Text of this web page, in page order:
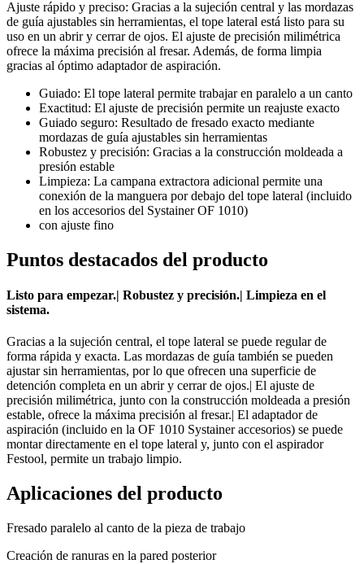
Ajuste rápido y preciso: Gracias a la sujeción central y las mordazas
de guía ajustables sin herramientas, el tope lateral está listo para su
uso en un abrir y cerrar de ojos. El ajuste de precisión milimétrica
ofrece la máxima precisión al fresar. Además, de forma limpia
gracias al óptimo adaptador de aspiración.
Guiado: El tope lateral permite trabajar en paralelo a un canto
Exactitud: El ajuste de precisión permite un reajuste exacto
Guiado seguro: Resultado de fresado exacto mediante
mordazas de guía ajustables sin herramientas
Robustez y precisión: Gracias a la construcción moldeada a
presión estable
Limpieza: La campana extractora adicional permite una
conexión de la manguera por debajo del tope lateral (incluido
en los accesorios del Systainer OF 1010)
con ajuste fino
Puntos destacados del producto
Listo para empezar.| Robustez y precisión.| Limpieza en el
sistema.
Gracias a la sujeción central, el tope lateral se puede regular de
forma rápida y exacta. Las mordazas de guía también se pueden
ajustar sin herramientas, por lo que ofrecen una superficie de
detención completa en un abrir y cerrar de ojos.| El ajuste de
precisión milimétrica, junto con la construcción moldeada a presión
estable, ofrece la máxima precisión al fresar.| El adaptador de
aspiración (incluido en la OF 1010 Systainer accesorios) se puede
montar directamente en el tope lateral y, junto con el aspirador
Festool, permite un trabajo limpio.
Aplicaciones del producto
Fresado paralelo al canto de la pieza de trabajo
Creación de ranuras en la pared posterior